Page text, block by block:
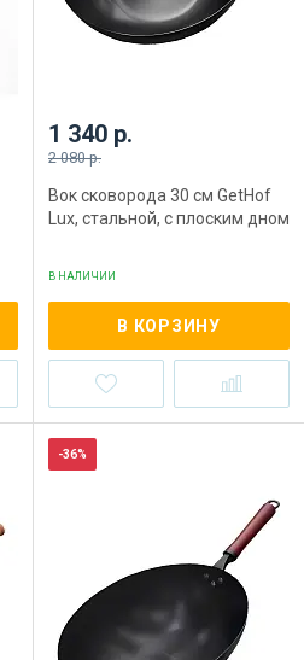
1 340 р.
2 080 р.
Вок сковорода 30 см GetHof
Lux, стальной, с плоским дном
В НАЛИЧИИ
В КОРЗИНУ
-36%